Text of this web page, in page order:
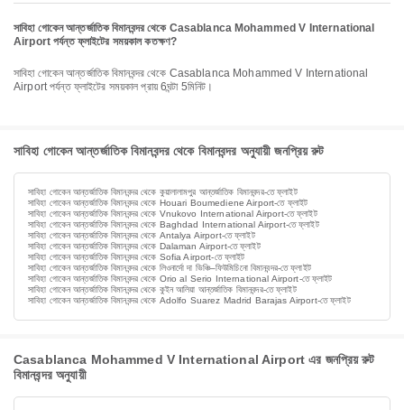
সাবিহা গোকেন আন্তর্জাতিক বিমানবন্দর থেকে Casablanca Mohammed V International
Airport পর্যন্ত ফ্লাইটের সময়কাল কতক্ষণ?
সাবিহা গোকেন আন্তর্জাতিক বিমানবন্দর থেকে Casablanca Mohammed V International
Airport পর্যন্ত ফ্লাইটের সময়কাল প্রায় 6ঘন্টা 5মিনিট।
সাবিহা গোকেন আন্তর্জাতিক বিমানবন্দর থেকে বিমানবন্দর অনুযায়ী জনপ্রিয় রুট
সাবিহা গোকেন আন্তর্জাতিক বিমানবন্দর থেকে কুয়ালালামপুর আন্তর্জাতিক বিমানবন্দর-তে ফ্লাইট
সাবিহা গোকেন আন্তর্জাতিক বিমানবন্দর থেকে Houari Boumediene Airport-তে ফ্লাইট
সাবিহা গোকেন আন্তর্জাতিক বিমানবন্দর থেকে Vnukovo International Airport-তে ফ্লাইট
সাবিহা গোকেন আন্তর্জাতিক বিমানবন্দর থেকে Baghdad International Airport-তে ফ্লাইট
সাবিহা গোকেন আন্তর্জাতিক বিমানবন্দর থেকে Antalya Airport-তে ফ্লাইট
সাবিহা গোকেন আন্তর্জাতিক বিমানবন্দর থেকে Dalaman Airport-তে ফ্লাইট
সাবিহা গোকেন আন্তর্জাতিক বিমানবন্দর থেকে Sofia Airport-তে ফ্লাইট
সাবিহা গোকেন আন্তর্জাতিক বিমানবন্দর থেকে লিওনার্দো দা ভিঞ্চি–ফিউমিচিনো বিমানবন্দর-তে ফ্লাইট
সাবিহা গোকেন আন্তর্জাতিক বিমানবন্দর থেকে Orio al Serio International Airport-তে ফ্লাইট
সাবিহা গোকেন আন্তর্জাতিক বিমানবন্দর থেকে কুইন আলিয়া আন্তর্জাতিক বিমানবন্দর-তে ফ্লাইট
সাবিহা গোকেন আন্তর্জাতিক বিমানবন্দর থেকে Adolfo Suarez Madrid Barajas Airport-তে ফ্লাইট
Casablanca Mohammed V International Airport এর জনপ্রিয় রুট
বিমানবন্দর অনুযায়ী